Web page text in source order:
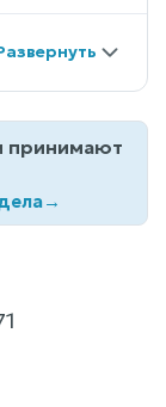
принимают
→